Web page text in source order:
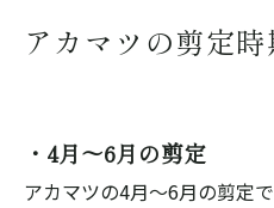
アカマツの剪定
・4月～6月の剪定
アカマツの4月～6月の剪定